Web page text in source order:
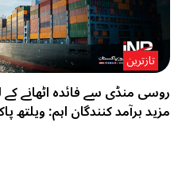
روسی منڈی سے فائدہ اٹھانے
مزید برآمد کنندگان اہم: ویلتھ
تازترین